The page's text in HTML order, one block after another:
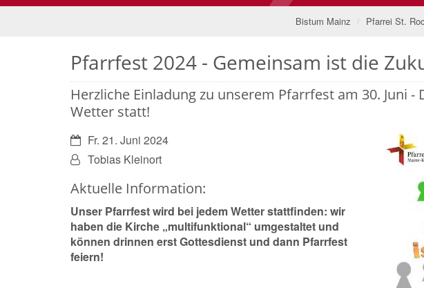
Bistum Mainz Pfarrei St.
Pfarrfest 2024 - Gemeinsam ist die
Herzliche Einladung zu unserem Pfarrfest am 30. Juni -
Wetter statt!
Datum:Fr. 21. Juni 2024
Von:Tobias Kleinort
Aktuelle Information:
Unser Pfarrfest wird bei jedem Wetter stattfinden: wir
haben die Kirche „multifunktional“ umgestaltet und
können drinnen erst Gottesdienst und dann Pfarrfest
feiern!